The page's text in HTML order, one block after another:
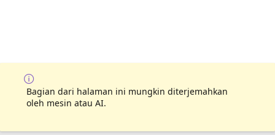
Bagian dari halaman ini mungkin diterjemahkan
oleh mesin atau AI.